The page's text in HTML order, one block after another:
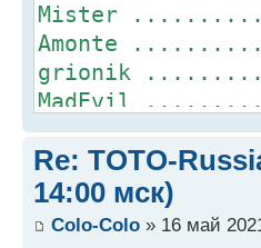
Mister
Amonte
grionik
MadEvil
Orion
Dimetreo
Mihagawa
alikbalik
Re: TOTO-
14:00 мск)
Colo-Colo » 16 май